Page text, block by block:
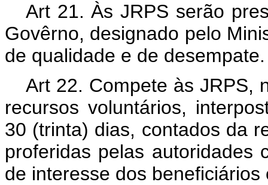
Art 21. Às JRPS serão
Govêrno, designado pelo
de qualidade e de desempate.
Art 22. Compete às JRPS,
recursos voluntários,
30 (trinta) dias, contados da
proferidas pelas autoridades
de interesse dos